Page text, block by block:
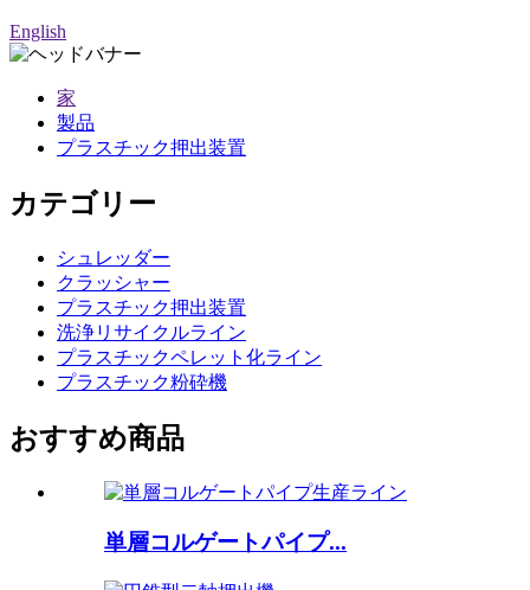
English
家
製品
プラスチック押出装置
カテゴリー
シュレッダー
クラッシャー
プラスチック押出装置
洗浄リサイクルライン
プラスチックペレット化ライン
プラスチック粉砕機
おすすめ商品
単層コルゲートパイプ...